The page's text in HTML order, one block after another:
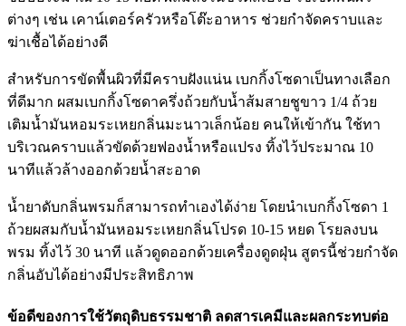
ต่างๆ เช่น เคาน์เตอร์ครัวหรือโต๊ะอาหาร ช่วยกำจัดคราบและ
ฆ่าเชื้อได้อย่างดี
สำหรับการขัดพื้นผิวที่มีคราบฝังแน่น เบกกิ้งโซดาเป็นทางเลือก
ที่ดีมาก ผสมเบกกิ้งโซดาครึ่งถ้วยกับน้ำส้มสายชูขาว 1/4 ถ้วย
เติมน้ำมันหอมระเหยกลิ่นมะนาวเล็กน้อย คนให้เข้ากัน ใช้ทา
บริเวณคราบแล้วขัดด้วยฟองน้ำหรือแปรง ทิ้งไว้ประมาณ 10
นาทีแล้วล้างออกด้วยน้ำสะอาด
น้ำยาดับกลิ่นพรมก็สามารถทำเองได้ง่าย โดยนำเบกกิ้งโซดา 1
ถ้วยผสมกับน้ำมันหอมระเหยกลิ่นโปรด 10-15 หยด โรยลงบน
พรม ทิ้งไว้ 30 นาที แล้วดูดออกด้วยเครื่องดูดฝุ่น สูตรนี้ช่วยกำจัด
กลิ่นอับได้อย่างมีประสิทธิภาพ
ข้อดีของการใช้วัตถุดิบธรรมชาติ ลดสารเคมีและผลกระทบต่อ